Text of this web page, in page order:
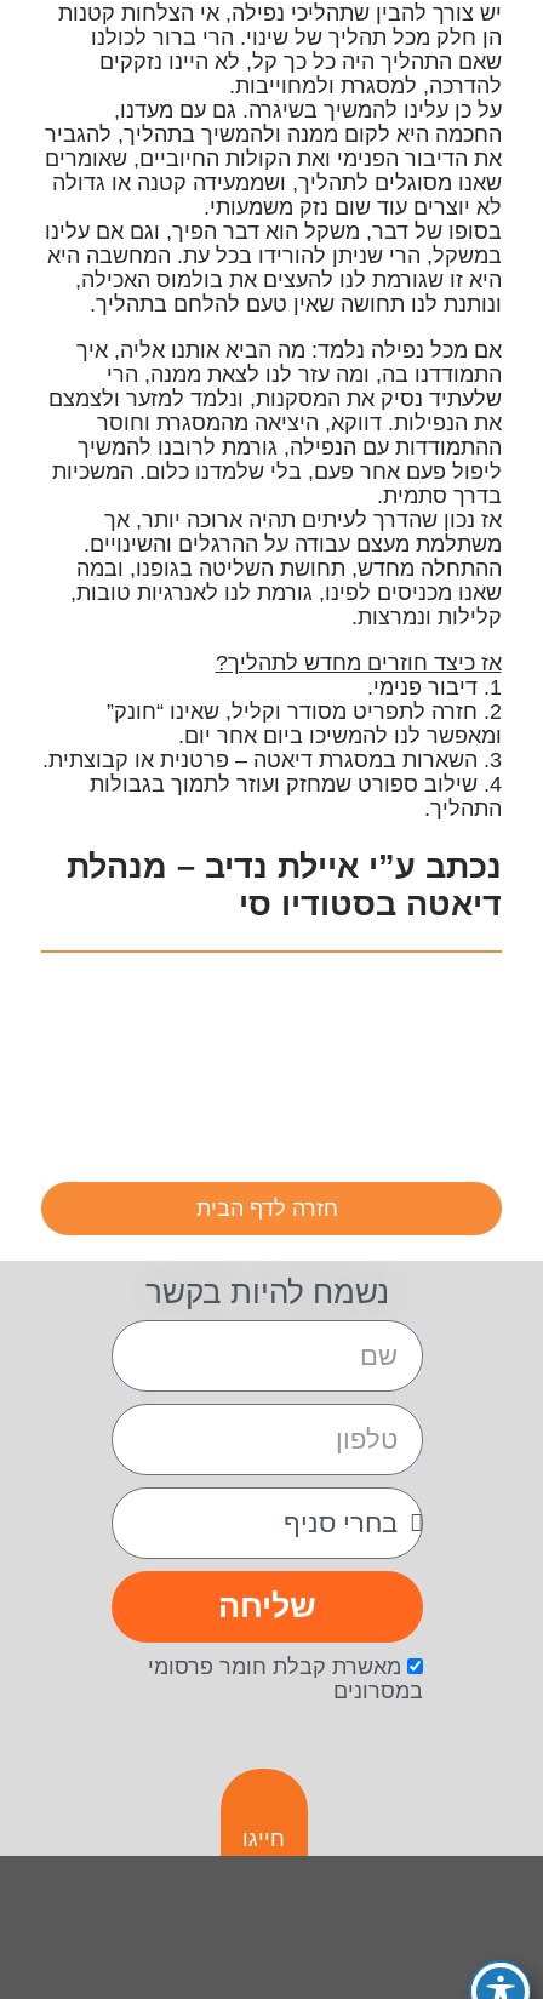
יש צורך להבין שתהליכי נפילה,אי הצלחות קטנות
הן חלק מכל תהליך של שינוי. הרי ברור לכולנו
שאם התהליך היה כל כך קל, לא היינו נזקקים
להדרכה, למסגרת ולמחוייבות.
על כן עלינו להמשיך בשיגרה. גם עם מעדנו,
החכמה היא לקום ממנה ולהמשיך בתהליך, להגביר
את הדיבור הפנימי ואת הקולות החיוביים, שאומרים
שאנו מסוגלים לתהליך, ושממעידה קטנה או גדולה
לא יוצרים עוד שום נזק משמעותי.
בסופו של דבר, משקל הוא דבר הפיך, וגם אם עלינו
במשקל, הרי שניתן להורידו בכל עת. המחשבה היא
היא זו שגורמת לנו להעצים את בולמוס האכילה,
ונותנת לנו תחושה שאין טעם להלחם בתהליך.
אם מכל נפילה נלמד: מה הביא אותנו אליה, איך
התמודדנו בה, ומה עזר לנו לצאת ממנה, הרי
שלעתיד נסיק את המסקנות, ונלמד למזער ולצמצם
את הנפילות. דווקא, היציאה מהמסגרת וחוסר
ההתמודדות עם הנפילה, גורמת לרובנו להמשיך
ליפול פעם אחר פעם, בלי שלמדנו כלום. המשכיות
בדרך סתמית.
אז נכון שהדרך לעיתים תהיה ארוכה יותר, אך
משתלמת מעצם עבודה על ההרגלים והשינויים.
ההתחלה מחדש, תחושת השליטה בגופנו, ובמה
שאנו מכניסים לפינו, גורמת לנו לאנרגיות טובות,
קלילות ונמרצות.
אז כיצד חוזרים מחדש לתהליך?
1. דיבור פנימי.
2. חזרה לתפריט מסודר וקליל, שאינו “חונק”
ומאפשר לנו להמשיכו ביום אחר יום.
3. השארות במסגרת דיאטה – פרטנית או קבוצתית.
4. שילוב ספורט שמחזק ועוזר לתמוך בגבולות
התהליך.
נכתב ע”י איילת נדיב – מנהלת
דיאטה בסטודיו סי
חזרה לדף הבית
נשמח להיות בקשר
מאשרת קבלת חומר פרסומי
במסרונים
שליחה
חייגו